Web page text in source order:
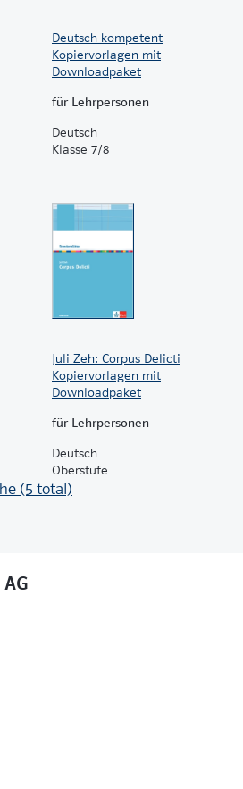
Deutsch kompetent
Kopiervorlagen mit
Downloadpaket
für Lehrpersonen
Deutsch
Klasse 7/8
Juli Zeh: Corpus Delicti
Kopiervorlagen mit
Downloadpaket
für Lehrpersonen
Deutsch
Oberstufe
(5 total)